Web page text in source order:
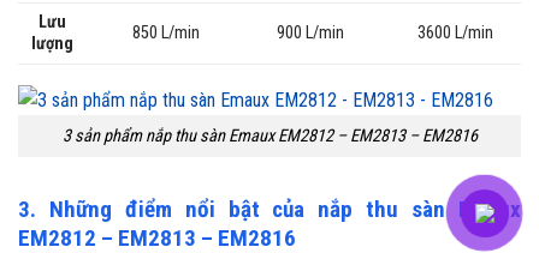
Lưu
lượng
850 L/min 900 L/min 3600 L/min
3 sản phẩm nắp thu sàn Emaux EM2812 – EM2813 – EM2816
3. Những điểm nổi bật của nắp thu sàn Emaux
EM2812 – EM2813 – EM2816